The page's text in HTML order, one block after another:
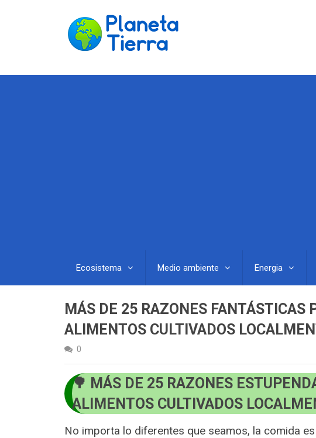
Ecosistema Medio ambiente Energia
MÁS DE 25 RAZONES FANTÁSTICAS
ALIMENTOS CULTIVADOS
0
MÁS DE 25 RAZONES
ALIMENTOS CULTIVADOS
No importa lo diferentes que seamos, la comida